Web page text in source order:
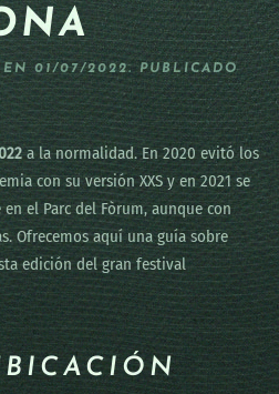
EN01/07/2022. PUBLICADO
a la normalidad. En 2020 evitó los
con su versión XXS y en 2021 se
el Parc del Fòrum, aunque con
Ofrecemos aquí una guía sobre
edición del gran festival